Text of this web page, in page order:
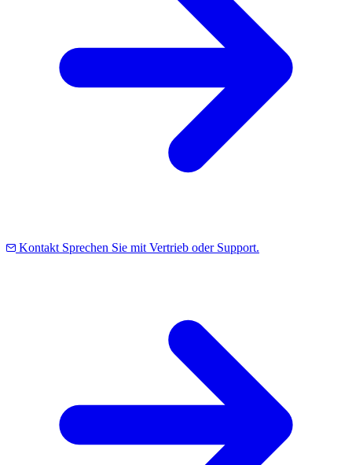
Kontakt Sprechen Sie mit Vertrieb oder Support.